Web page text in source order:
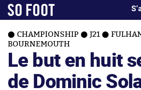
CHAMPIONSHIP J21
BOURNEMOUTH
Le but en huit
de Dominic